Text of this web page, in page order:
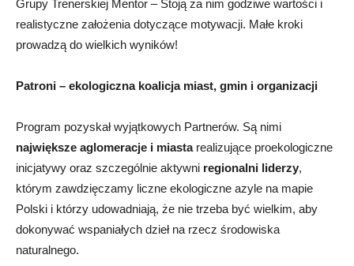
Grupy Trenerskiej Mentor – Stoją za nim godziwe wartości i
realistyczne założenia dotyczące motywacji. Małe kroki
prowadzą do wielkich wyników!
Patroni – ekologiczna koalicja miast, gmin i organizacji
Program pozyskał wyjątkowych Partnerów. Są nimi
największe aglomeracje i miastarealizujące proekologiczne
inicjatywy oraz szczególnie aktywni regionalni liderzy,
którym zawdzięczamy liczne ekologiczne azyle na mapie
Polski i którzy udowadniają, że nie trzeba być wielkim, aby
dokonywać wspaniałych dzieł na rzecz środowiska
naturalnego.